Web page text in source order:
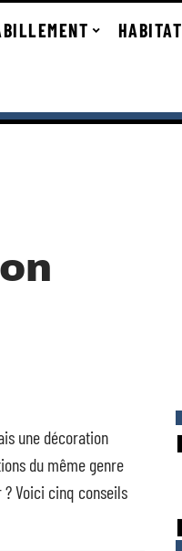
HABITAT
une décoration
du même genre
Voici cinq conseils